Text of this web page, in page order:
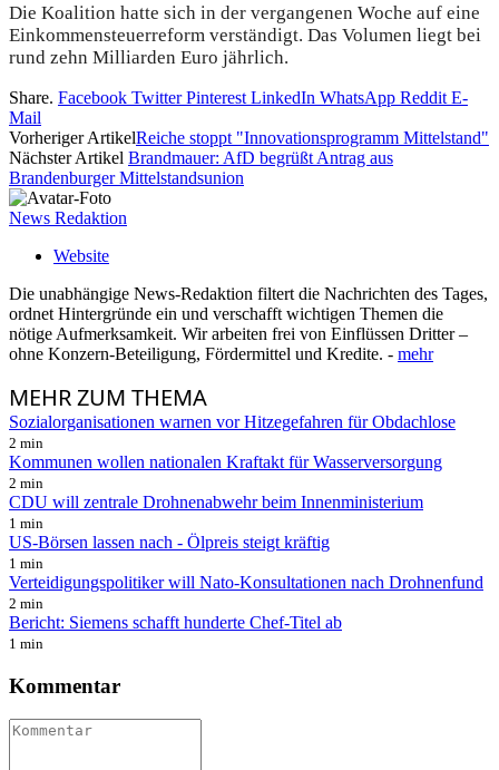
Die Koalition hatte sich in der vergangenen Woche auf eine
Einkommensteuerreform verständigt. Das Volumen liegt bei
rund zehn Milliarden Euro jährlich.
Share. Facebook Twitter Pinterest LinkedIn WhatsApp Reddit E-
Mail
Vorheriger ArtikelReiche stoppt "Innovationsprogramm Mittelstand"
Nächster Artikel Brandmauer: AfD begrüßt Antrag aus
Brandenburger Mittelstandsunion
News Redaktion
Website
Die unabhängige News-Redaktion filtert die Nachrichten des Tages,
ordnet Hintergründe ein und verschafft wichtigen Themen die
nötige Aufmerksamkeit. Wir arbeiten frei von Einflüssen Dritter –
ohne Konzern-Beteiligung, Fördermittel und Kredite. - mehr
MEHRZUM THEMA
Sozialorganisationen warnen vor Hitzegefahren für Obdachlose
2 min
Kommunen wollen nationalen Kraftakt für Wasserversorgung
2 min
CDU will zentrale Drohnenabwehr beim Innenministerium
1 min
US-Börsen lassen nach - Ölpreis steigt kräftig
1 min
Verteidigungspolitiker will Nato-Konsultationen nach Drohnenfund
2 min
Bericht: Siemens schafft hunderte Chef-Titel ab
1 min
Kommentar